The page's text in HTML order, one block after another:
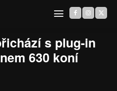
s plug-in
630 koní